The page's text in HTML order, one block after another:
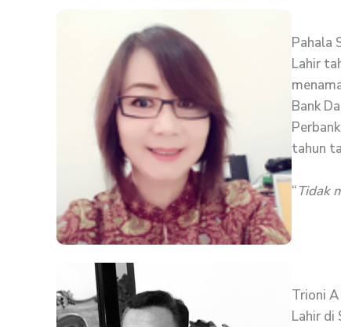
Pahala
Lahir
Bank
tahun
“Tidak
Trioni A
Lahir di